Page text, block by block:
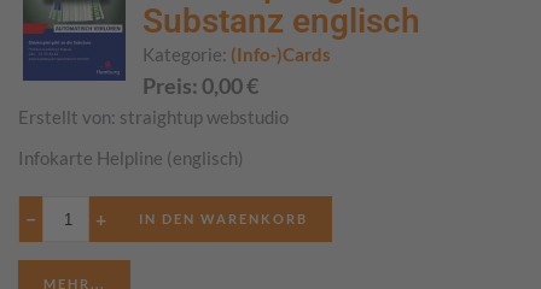
Substanz englisch
Kategorie: (Info-)Cards
Preis: 0,00€
Erstellt von: straightup webstudio
Infokarte Helpline (englisch)
− +
MEHR...